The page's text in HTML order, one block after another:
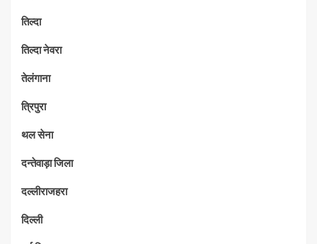
तिल्दा
तिल्दा नेवरा
तेलंगाना
त्रिपुरा
थल सेना
दन्तेवाड़ा जिला
दल्लीराजहरा
दिल्ली